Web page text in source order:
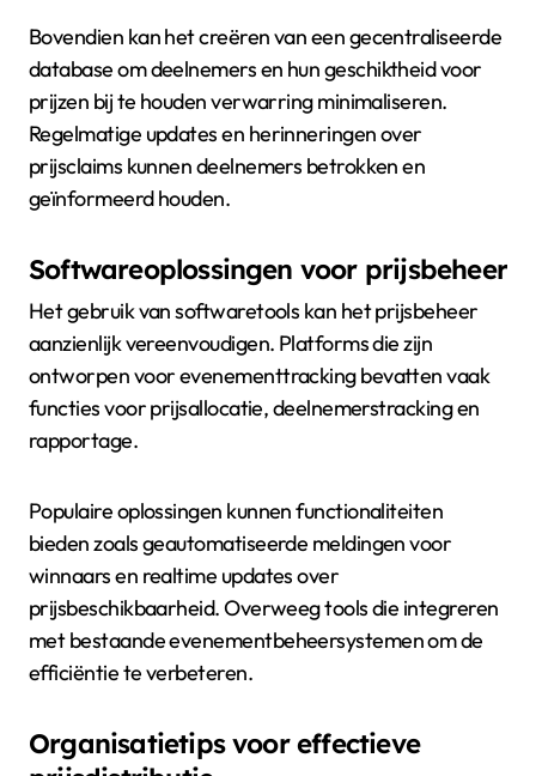
Bovendien kan het creëren van een gecentraliseerde
database om deelnemers en hun geschiktheid voor
prijzen bij te houden verwarring minimaliseren.
Regelmatige updates en herinneringen over
prijsclaims kunnen deelnemers betrokken en
geïnformeerd houden.
Softwareoplossingen voor prijsbeheer
Het gebruik van softwaretools kan het prijsbeheer
aanzienlijk vereenvoudigen. Platforms die zijn
ontworpen voor evenementtracking bevatten vaak
functies voor prijsallocatie, deelnemerstracking en
rapportage.
Populaire oplossingen kunnen functionaliteiten
bieden zoals geautomatiseerde meldingen voor
winnaars en realtime updates over
prijsbeschikbaarheid. Overweeg tools die integreren
met bestaande evenementbeheersystemen om de
efficiëntie te verbeteren.
Organisatietips voor effectieve